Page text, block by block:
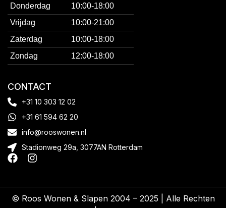
Donderdag
10:00-18:00
Vrijdag
10:00-21:00
Zaterdag
10:00-18:00
Zondag
12:00-18:00
CONTACT
+31 10 303 12 02
+31 61 594 62 20
info@rooswonen.nl
Stadionweg 29a, 3077AN Rotterdam
© Roos Wonen & Slapen 2004 – 2025 | Alle Rechten